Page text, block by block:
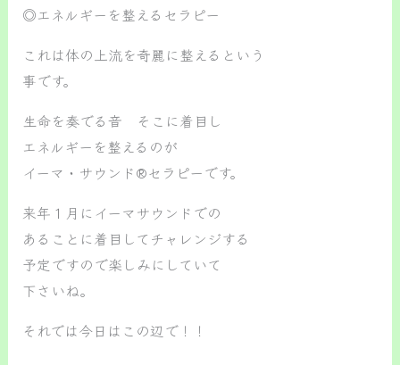
◎エネルギーを整えるセラピー
これは体の上流を奇麗に整えるという
事です。
生命を奏でる音 そこに着目し
エネルギーを整えるのが
イーマ・サウンド®セラピーです。
来年１月にイーマサウンドでの
あることに着目してチャレンジする
予定ですので楽しみにしていて
下さいね。
それでは今日はこの辺で！！